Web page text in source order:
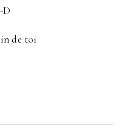
D
de toi